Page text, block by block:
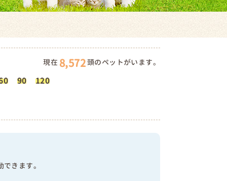
現在 8,572頭のペットがいます。
90 120
きます。